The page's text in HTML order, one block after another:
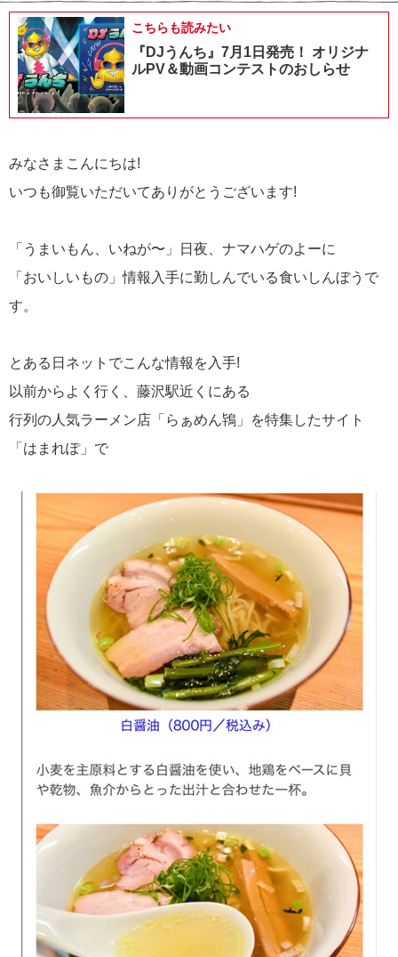
こちらも読みたい
『DJうんち』7月1日発売！ オリジナ
ルPV＆動画コンテストのおしらせ
みなさまこんにちは!
いつも御覧いただいてありがとうございます!
「うまいもん、いねが〜」日夜、ナマハゲのよーに
「おいしいもの」情報入手に勤しんでいる食いしんぼうで
す。
とある日ネットでこんな情報を入手!
以前からよく行く、藤沢駅近くにある
行列の人気ラーメン店「らぁめん鴇」を特集したサイト
「はまれぽ」で